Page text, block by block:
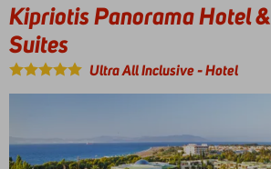
Kipriotis Panorama Hotel &
Suites
Ultra All Inclusive-Hotel